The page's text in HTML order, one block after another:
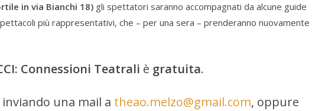
in via Bianchi 18) gli spettatori saranno accompagnati da alcune guide
più rappresentativi, che – per una sera – prenderanno nuovamente
Connessioni Teatrali è gratuita.
inviando una mail a theao.melzo@gmail.com, oppure